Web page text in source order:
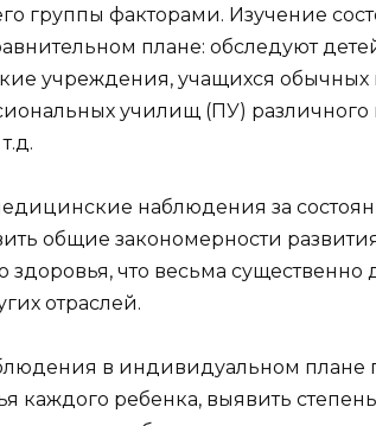
группы факторами. Изучение
плане: обследуют
учреждения, учащихся
училищ (ПУ)
наблюдения за
общие закономерности
что весьма существенно
отраслей.
в индивидуальном плане
каждого ребенка, выявить